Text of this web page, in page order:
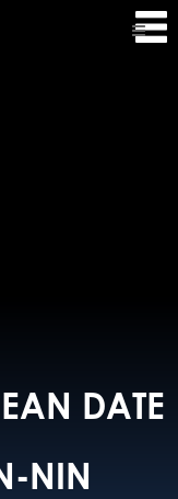
DATE
NIN